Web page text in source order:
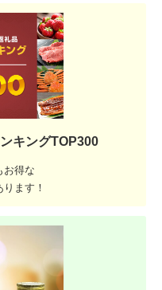
キングTOP300
お得な
ます！